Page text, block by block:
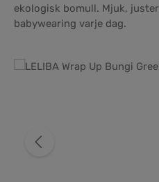
ekologisk bomull. Mjuk,
babywearing varje dag.
Hoppa över bildgalleri